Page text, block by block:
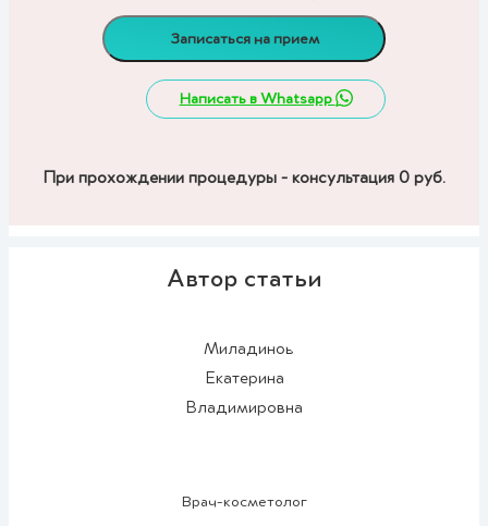
Записаться на прием
Написать в Whatsapp
При прохождении процедуры - консультация 0 руб.
Автор статьи
Врач-косметолог